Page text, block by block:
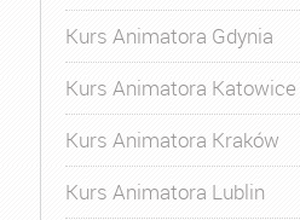
Kurs Animatora Gdynia
Kurs Animatora Katowice
Kurs Animatora Kraków
Kurs Animatora Lublin